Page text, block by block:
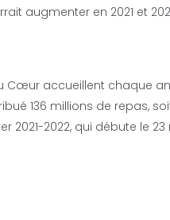
augmenter en 2021 et
Cœur accueillent chaque
136 millions de repas,
2022, qui débute le 23